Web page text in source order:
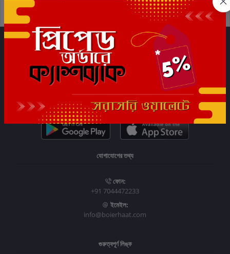
গোপনীয়তা নীতি
সাবস্ক্রাইব
যোগাযোগের তথ্য
ফোন:
+91 7044472233
ইমেইল:
info@boierhaat.com
গুরুত্বপূর্ণ লিঙ্ক